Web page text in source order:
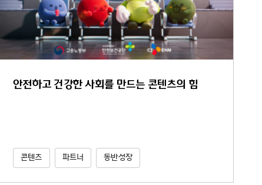
안전하고 건강한 사회를 만드는 콘텐츠의 힘
콘텐츠 파트너 동반성장